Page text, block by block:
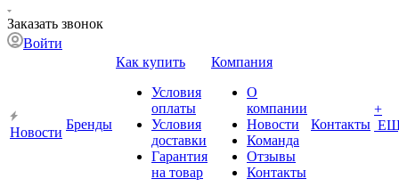
Заказать звонок
Войти
Новости
Бренды
Как купить
Условия
оплаты
Условия
доставки
Гарантия
на товар
Компания
О
компании
Новости
Команда
Отзывы
Контакты
Контакты
+